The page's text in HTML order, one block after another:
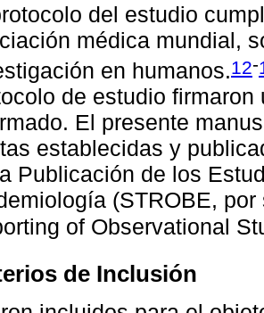
del estudio
médica mundial,
en humanos.12-
de estudio
El presente
establecidas y
Publicación de los
(STROBE,
of Observational
de Inclusión